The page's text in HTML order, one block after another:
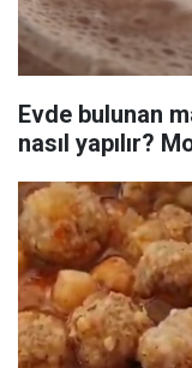
Evde bulunan
nasıl yapılır?